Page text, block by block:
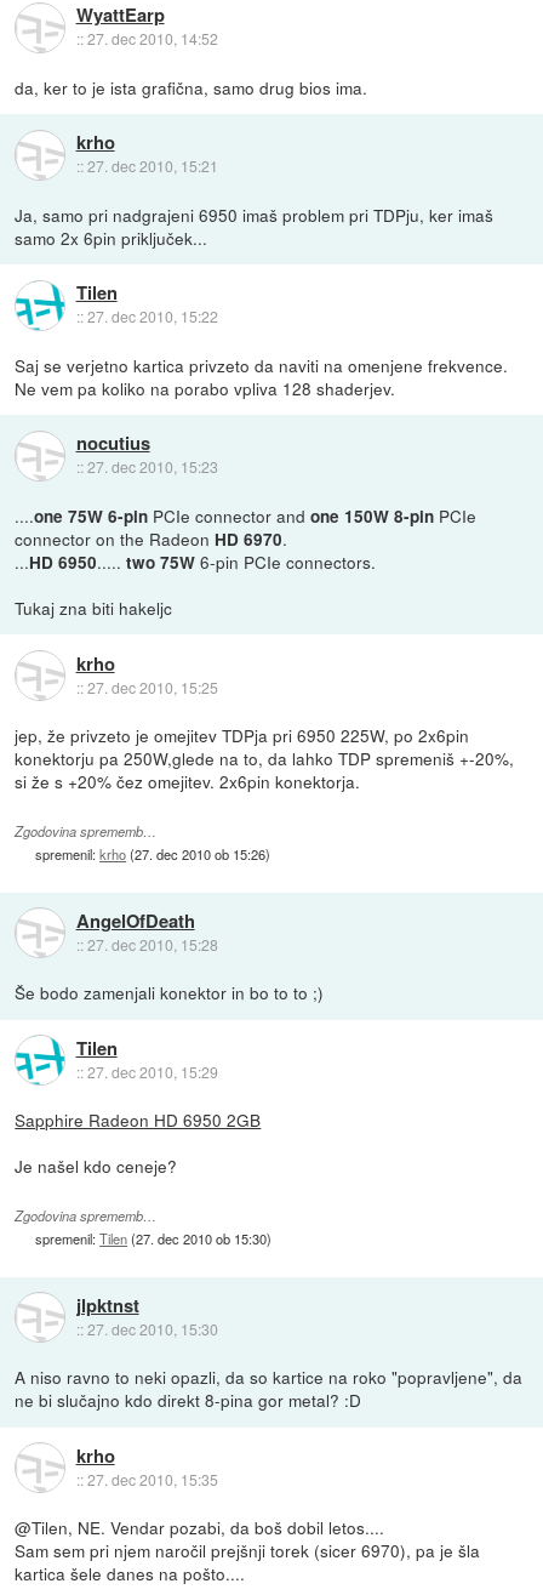
WyattEarp
::27. dec 2010, 14:52
da, ker to je ista grafična, samo drug bios ima.
krho
::27. dec 2010, 15:21
Ja, samo pri nadgrajeni 6950 imaš problem pri TDPju, ker imaš
samo 2x 6pin priključek...
Tilen
::27. dec 2010, 15:22
Saj se verjetno kartica privzeto da naviti na omenjene frekvence.
Ne vem pa koliko na porabo vpliva 128 shaderjev.
nocutius
::27. dec 2010, 15:23
....one 75W 6-pin PCIe connector andone 150W 8-pin PCIe
connector on the Radeon HD 6970.
...HD 6950.....two 75W 6-pin PCIe connectors.
Tukaj zna biti hakeljc
krho
::27. dec 2010, 15:25
jep, že privzeto je omejitev TDPja pri 6950 225W, po 2x6pin
konektorju pa 250W,glede na to, da lahko TDP spremeniš +-20%,
si že s +20% čez omejitev. 2x6pin konektorja.
Zgodovina sprememb…
spremenil:krho(27. dec 2010 ob 15:26)
AngelOfDeath
::27. dec 2010, 15:28
Še bodo zamenjali konektor in bo to to ;)
Tilen
::27. dec 2010, 15:29
Sapphire Radeon HD 6950 2GB
Je našel kdo ceneje?
Zgodovina sprememb…
spremenil:Tilen(27. dec 2010 ob 15:30)
jlpktnst
::27. dec 2010, 15:30
A niso ravno to neki opazli, da so kartice na roko "popravljene", da
ne bi slučajno kdo direkt 8-pina gor metal? :D
krho
::27. dec 2010, 15:35
@Tilen, NE. Vendar pozabi, da boš dobil letos....
Sam sem pri njem naročil prejšnji torek (sicer 6970), pa je šla
kartica šele danes na pošto....